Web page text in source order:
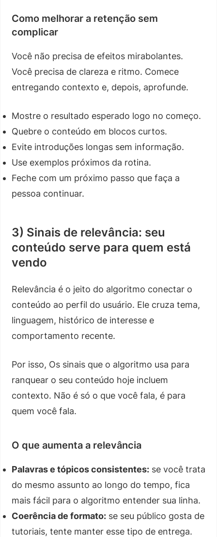
Como melhorar a retenção sem
complicar
Você não precisa de efeitos mirabolantes.
Você precisa de clareza e ritmo. Comece
entregando contexto e, depois, aprofunde.
Mostre o resultado esperado logo no começo.
Quebre o conteúdo em blocos curtos.
Evite introduções longas sem informação.
Use exemplos próximos da rotina.
Feche com um próximo passo que faça a
pessoa continuar.
3) Sinais de relevância: seu
conteúdo serve para quem está
vendo
Relevância é o jeito do algoritmo conectar o
conteúdo ao perfil do usuário. Ele cruza tema,
linguagem, histórico de interesse e
comportamento recente.
Por isso, Os sinais que o algoritmo usa para
ranquear o seu conteúdo hoje incluem
contexto. Não é só o que você fala, é para
quem você fala.
O que aumenta a relevância
Palavras e tópicos consistentes: se você trata
do mesmo assunto ao longo do tempo, fica
mais fácil para o algoritmo entender sua linha.
Coerência de formato: se seu público gosta de
tutoriais, tente manter esse tipo de entrega.